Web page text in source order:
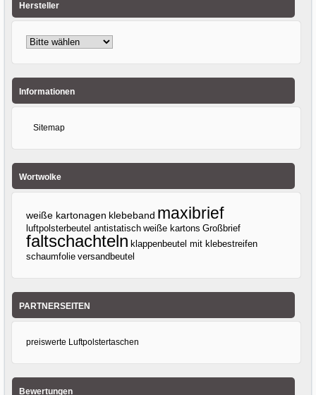
Hersteller
Informationen
Sitemap
Wortwolke
weiße kartonagen klebeband maxibrief
luftpolsterbeutel antistatisch weiße kartons Großbrief
faltschachteln klappenbeutel mit klebestreifen
schaumfolie versandbeutel
PARTNERSEITEN
preiswerte Luftpolstertaschen
Bewertungen